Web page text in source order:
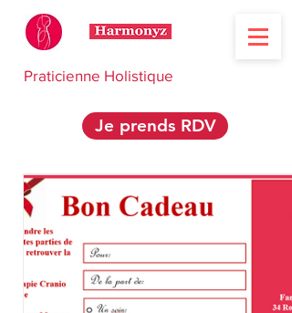
Je prends RDV
Praticienne Holistique